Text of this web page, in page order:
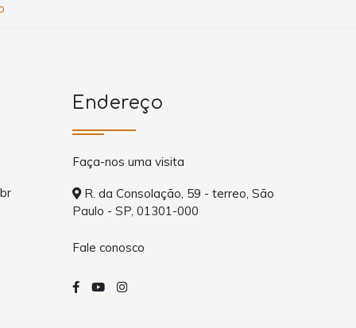
Endereço
Faça-nos uma visita
R. da Consolação, 59 - terreo, São
Paulo - SP, 01301-000
Fale conosco